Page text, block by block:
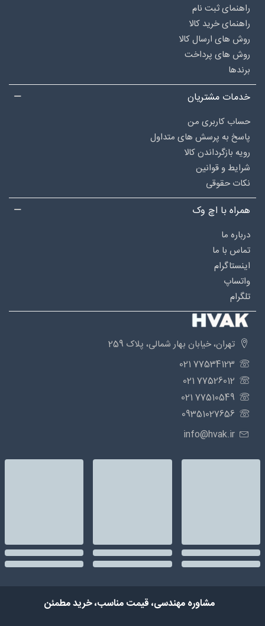
راهنمای ثبت نام
راهنمای خرید کالا
روش های ارسال کالا
روش های پرداخت
برندها
خدمات مشتریان
حساب کاربری من
پاسخ به پرسش های متداول
رویه بازگرداندن کالا
شرایط و قوانین
نکات حقوقی
همراه با اچ وک
درباره‌ ما
تماس با ما
اینستاگرام
واتساپ
تلگرام
تهران، خیابان بهار شمالی، پلاک 259
77534123 021
77526012 021
77510549 021
09351027656
info@hvak.ir
مشاوره مهندسی، قیمت مناسب، خرید مطمئن